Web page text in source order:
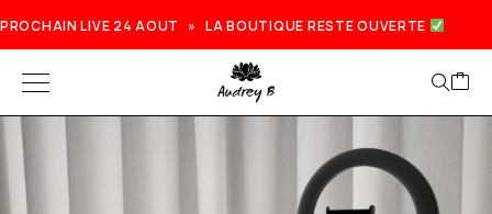
PROCHAIN LIVE 24 AOUT » LA BOUTIQUE RESTE OUVERTE